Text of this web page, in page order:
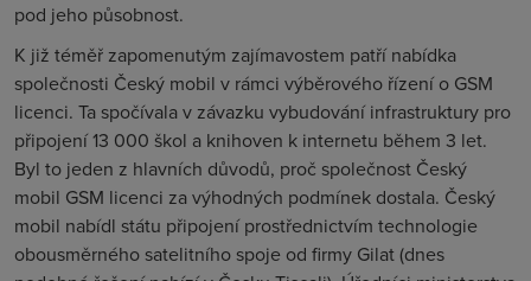
pod jeho působnost.
K již téměř zapomenutým zajímavostem patří nabídka
společnosti Český mobil v rámci výběrového řízení o GSM
licenci. Ta spočívala v závazku vybudování infrastruktury pro
připojení 13 000 škol a knihoven k internetu během 3 let.
Byl to jeden z hlavních důvodů, proč společnost Český
mobil GSM licenci za výhodných podmínek dostala. Český
mobil nabídl státu připojení prostřednictvím technologie
obousměrného satelitního spoje od firmy Gilat (dnes